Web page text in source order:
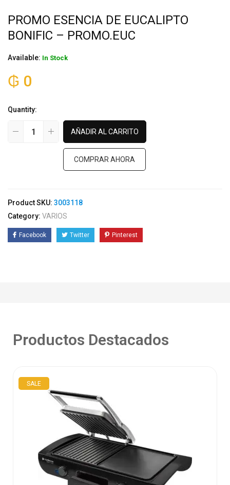
PROMO ESENCIA DE EUCALIPTO
BONIFIC – PROMO.EUC
Available: In Stock
₲ 0
Quantity:
AÑADIR AL CARRITO
COMPRAR AHORA
Product SKU: 3003118
Category: VARIOS
Facebook Twitter Pinterest
Productos Destacados
SALE